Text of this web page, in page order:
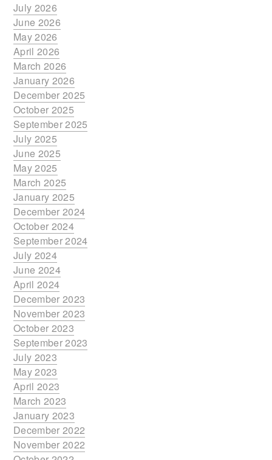
July 2026
June 2026
May 2026
April 2026
March 2026
January 2026
December 2025
October 2025
September 2025
July 2025
June 2025
May 2025
March 2025
January 2025
December 2024
October 2024
September 2024
July 2024
June 2024
April 2024
December 2023
November 2023
October 2023
September 2023
July 2023
May 2023
April 2023
March 2023
January 2023
December 2022
November 2022